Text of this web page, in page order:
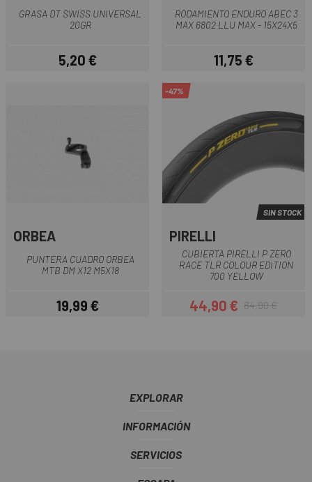
GRASA DT SWISS UNIVERSAL
20GR
Precio
5,20 €
RODAMIENTO ENDURO ABEC 3
MAX 6802 LLU MAX - 15X24X5
Precio
11,75 €
ORBEA
PUNTERA CUADRO ORBEA
MTB DM X12 M5X18
Precio
19,99 €
-47%
SIN STOCK
PIRELLI
CUBIERTA PIRELLI P ZERO
RACE TLR COLOUR EDITION
700 YELLOW
Precio
44,90 €Precio regular
84,90 €
EXPLORAR
INFORMACIÓN
SERVICIOS